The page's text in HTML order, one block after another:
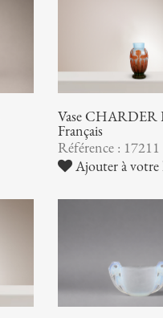
Vase CHARDER
Français
Référence : 17211
Ajouter à votre